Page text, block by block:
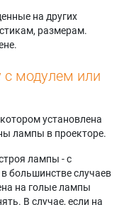
на других
размерам.
с модулем или
установлена
лампы в проекторе.
лампы - с
большинстве случаев
на голые лампы
В случае, если на